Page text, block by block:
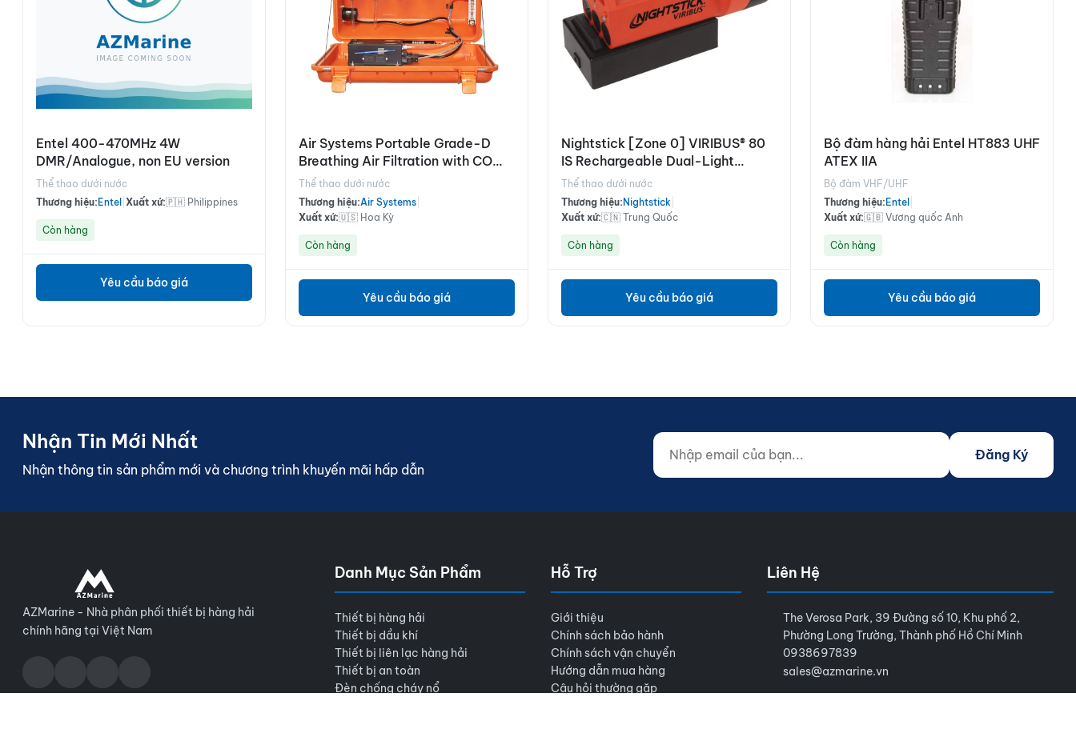
Entel 400-470MHz 4W
DMR/Analogue, non EU version
Thể thao dưới nước
Thương hiệu: Entel Xuất xứ:🇵🇭 Philippines
Còn hàng
Yêu cầu báo giá
Air Systems Portable Grade-D
Breathing Air Filtration with CO
Monitor BB30-CO
Thể thao dưới nước
Thương hiệu:Air Systems
Xuất xứ:🇺🇸 Hoa Kỳ
Còn hàng
Yêu cầu báo giá
Nightstick [Zone 0] VIRIBUS® 80
IS Rechargeable Dual-Light
Lantern
Thể thao dưới nước
Thương hiệu: Nightstick
Xuất xứ:🇨🇳 Trung Quốc
Còn hàng
Yêu cầu báo giá
Bộ đàm hàng hải Entel HT883 UHF
ATEX IIA
Bộ đàm VHF/UHF
Thương hiệu: Entel
Xuất xứ:🇬🇧 Vương quốc Anh
Còn hàng
Yêu cầu báo giá
Nhận Tin Mới Nhất
Nhận thông tin sản phẩm mới và chương trình khuyến mãi hấp dẫn
Nhập email của bạn...
Website (do not fill)
Đăng Ký
AZMarine - Nhà phân phối thiết bị hàng hải
chính hãng tại Việt Nam
Danh Mục Sản Phẩm
Thiết bị hàng hải
Thiết bị dầu khí
Thiết bị liên lạc hàng hải
Thiết bị an toàn
Đèn chống cháy nổ
Hỗ Trợ
Giới thiệu
Chính sách bảo hành
Chính sách vận chuyển
Hướng dẫn mua hàng
Câu hỏi thường gặp
Liên Hệ
The Verosa Park, 39 Đường số 10, Khu phố 2,
Phường Long Trường, Thành phố Hồ Chí Minh
0938697839
sales@azmarine.vn